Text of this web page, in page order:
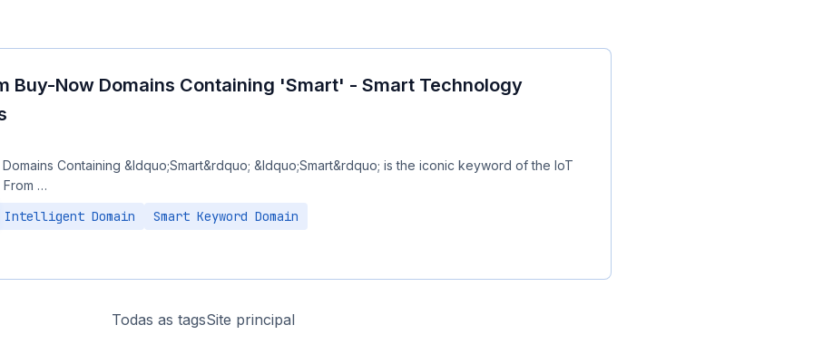
Buy-Now Domains Containing 'Smart' - Smart Technology
Containing &ldquo;Smart&rdquo; &ldquo;Smart&rdquo; is the iconic keyword of the IoT
From …
Intelligent Domain Smart Keyword Domain
Todas as tagsSite principal